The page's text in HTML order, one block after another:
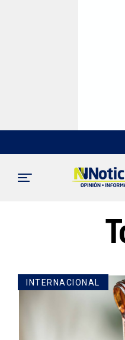
INTERNACIONAL